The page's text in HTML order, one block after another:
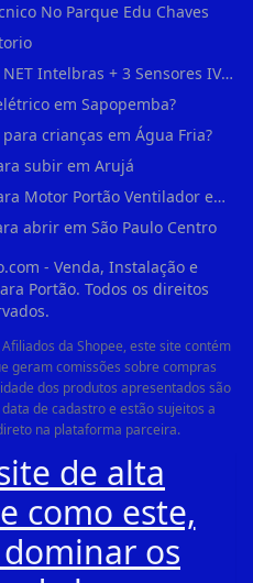
No Parque Edu Chaves
Kit Central de Alarme ANM 24 NET Intelbras + 3 Sensores IVP 3000 CF + Bateria + em Vila Jacuí
em Sapopemba?
crianças em Água Fria?
subir em Arujá
Capacitor Partida 6uf - 450v Para Motor Portão Ventilador em Vila Madalena
abrir em São Paulo Centro
- Venda, Instalação e
Portão. Todos os direitos
da Shopee, este site contém
geram comissões sobre compras
dos produtos apresentados são
de cadastro e estão sujeitos a
na plataforma parceira.
de alta
como este,
os